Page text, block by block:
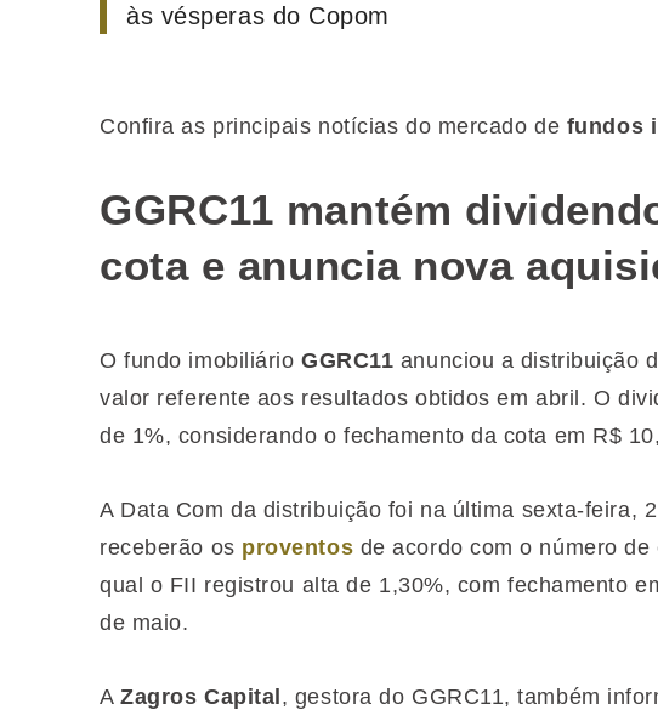
às vésperas do Copom
Confira as principais notícias do mercado de fundos
GGRC11 mantém
cota e anuncia nova
O fundo imobiliário GGRC11 anunciou a distribuição
valor referente aos resultados obtidos em abril. O
de 1%, considerando o fechamento da cota em R$
A Data Com da distribuição foi na última sexta-feira,
receberão os proventos de acordo com o número
qual o FII registrou alta de 1,30%, com fechamento
de maio.
AZagros Capital , gestora do GGRC11, também